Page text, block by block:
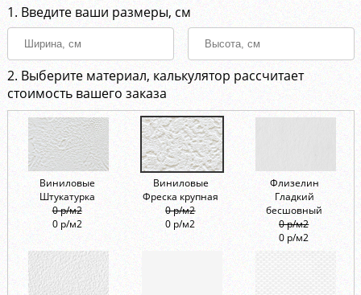
1. Введите ваши размеры, см
2. Выберите материал, калькулятор рассчитает
стоимость вашего заказа
Виниловые
Штукатурка
0 р/м2
0 р/м2
Виниловые
Фреска крупная
0 р/м2
0 р/м2
Флизелин
Гладкий
бесшовный
0 р/м2
0 р/м2